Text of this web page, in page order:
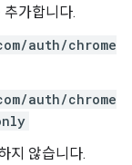
가합니다.
auth/chrome
auth/chrome
지 않습니다.